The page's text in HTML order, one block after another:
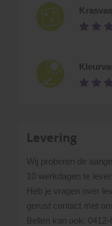
Levering
Wij proberen de
10 werkdagen te
Heb je vragen over
gerust contact met
Bellen kan ook: 0412-